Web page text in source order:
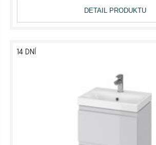
DETAIL PRODUKTU
14 DNÍ